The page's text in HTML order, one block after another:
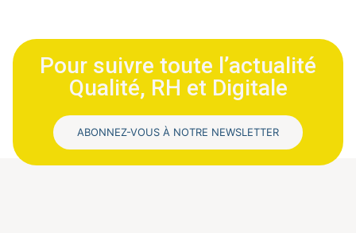
Pour suivre toute l’actualité
Qualité, RH et Digitale
ABONNEZ-VOUS À NOTRE NEWSLETTER